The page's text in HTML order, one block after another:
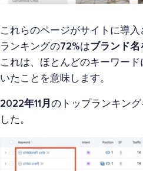
これらのページがサイトに導
ランキングの72%はブランド名
これは、ほとんどのキーワー
いたことを意味します。
2022年11月 のトップランキン
した。